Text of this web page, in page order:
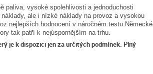
paliva, vysoké spolehlivosti a jednoduchosti
ale i nízké náklady na provoz a vysokou
nejlepších hodnocení v náročném testu Německé
tak patří k nejúspornějším na trhu.
je k dispozici jen za určitých podmínek. Plný